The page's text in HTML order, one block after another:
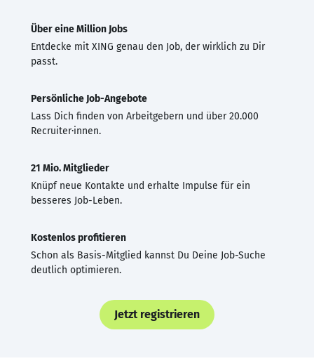
Über eine Million Jobs
Entdecke mit XING genau den Job, der wirklich zu Dir
passt.
Persönliche Job-Angebote
Lass Dich finden von Arbeitgebern und über 20.000
Recruiter·innen.
21 Mio. Mitglieder
Knüpf neue Kontakte und erhalte Impulse für ein
besseres Job-Leben.
Kostenlos profitieren
Schon als Basis-Mitglied kannst Du Deine Job-Suche
deutlich optimieren.
Jetzt registrieren